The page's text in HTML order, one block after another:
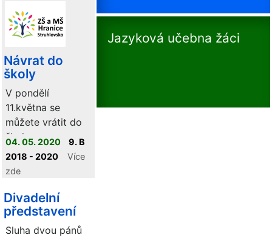
Návrat do
školy
V pondělí
11.května se
můžete vrátit do
školy.
04. 05. 2020
9. B
2018 - 2020
Více
zde
Divadelní
představení
Sluha dvou pánů
Jazyková učebna žáci